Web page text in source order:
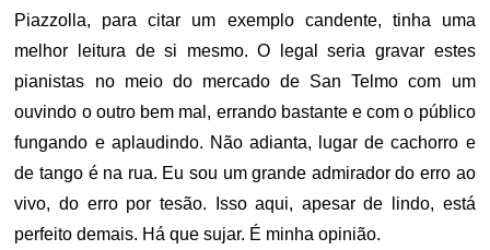
Piazzolla, para citar um exemplo candente, tinha uma
melhor leitura de si mesmo. O legal seria gravar estes
pianistas no meio do mercado de San Telmo com um
ouvindo o outro bem mal, errando bastante e com o público
fungando e aplaudindo. Não adianta, lugar de cachorro e
de tango é na rua. Eu sou um grande admirador do erro ao
vivo, do erro por tesão. Isso aqui, apesar de lindo, está
perfeito demais. Há que sujar. É minha opinião.